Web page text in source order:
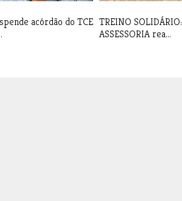
acórdão do TCE TREINO
ASSESSORIA rea...